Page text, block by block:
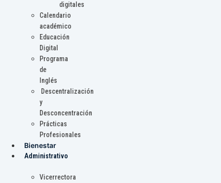
digitales
Calendario
académico
Educación
Digital
Programa
de
Inglés
Descentralización
y
Desconcentración
Prácticas
Profesionales
Bienestar
Administrativo
Vicerrectora